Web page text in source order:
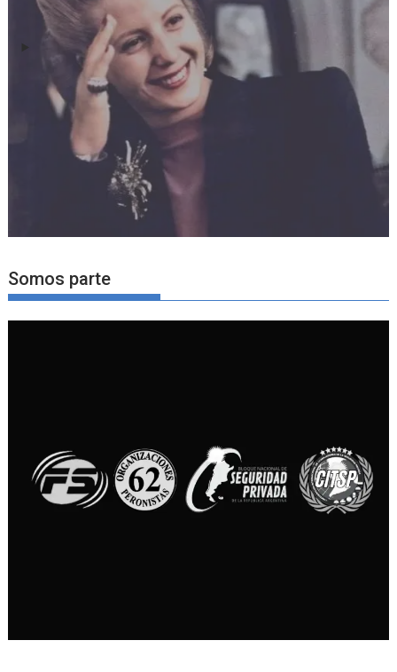
Somos parte